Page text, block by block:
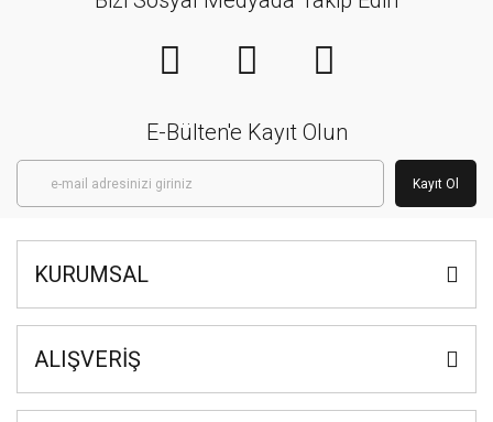
E-Bülten'e Kayıt Olun
Kayıt Ol
KURUMSAL
ALIŞVERİŞ